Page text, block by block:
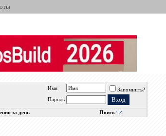
Имя
Запомнить?
Пароль
за день Поиск